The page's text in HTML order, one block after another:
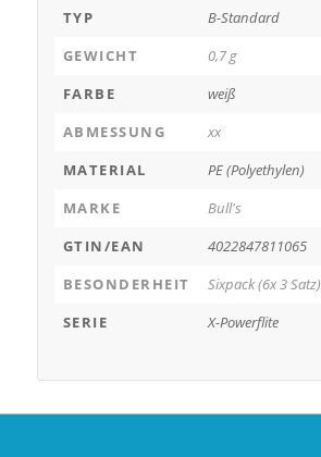
TYP
B-Standard
GEWICHT
0,7 g
FARBE
weiß
ABMESSUNG
xx
MATERIAL
PE (Polyethylen)
MARKE
Bull's
GTIN/EAN
4022847811065
BESONDERHEIT
Sixpack (6x 3 Satz)
SERIE
X-Powerflite